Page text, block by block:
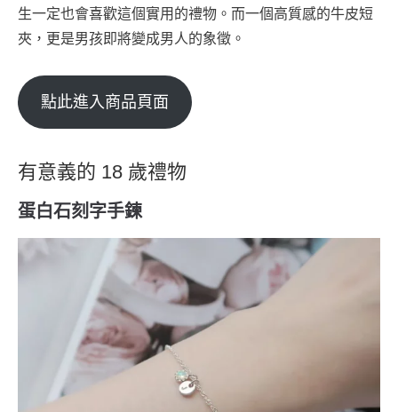
生一定也會喜歡這個實用的禮物。而一個高質感的牛皮短
夾，更是男孩即將變成男人的象徵。
點此進入商品頁面
有意義的 18 歲禮物
蛋白石刻字手鍊